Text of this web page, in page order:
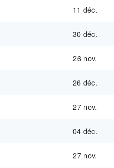
11 déc.
30 déc.
26 nov.
26 déc.
27 nov.
04 déc.
27 nov.